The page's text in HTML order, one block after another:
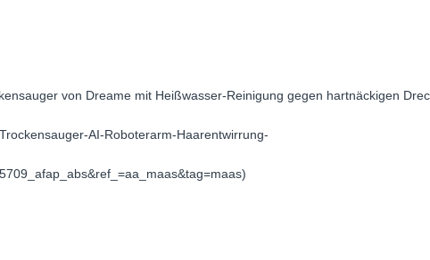
von Dreame mit Heißwasser-Reinigung gegen hartnäckigen
AI-Roboterarm-Haarentwirrung-